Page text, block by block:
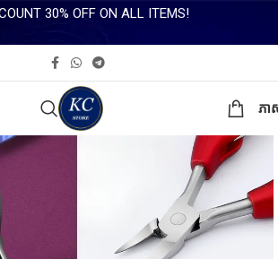
30% OFF ON ALL ITEMS!
ភា